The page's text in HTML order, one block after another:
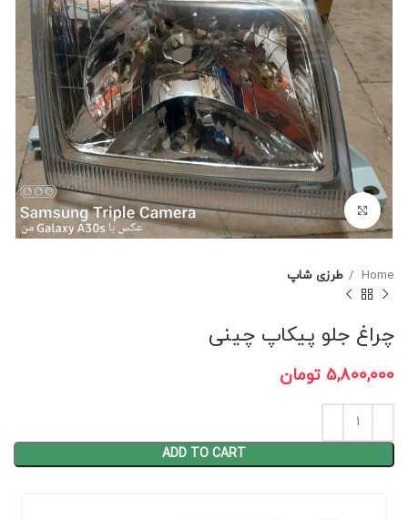
برای بزرگنمایی کلیک کنید
Home طرزی شاپ
چراغ جلو پیکاپ چینی
5,800,000 تومان
ADD TO CART